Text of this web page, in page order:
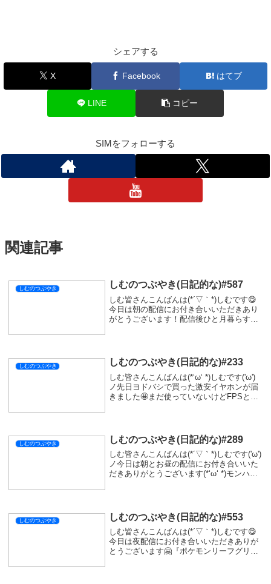
シェアする
X Facebook はてブ
LINE コピー
SIMをフォローする
関連記事
しむのつぶやき しむのつぶやき(日記的な)#587
しむ皆さんこんばんは(*´▽｀*)しむです😋
今日は朝の配信にお付き合いいただきあり
がとうございます！配信後ひと月暮らすた
壊...
しむのつぶやき しむのつぶやき(日記的な)#233
しむ皆さんこんばんは(*‘ω‘ *)しむです('ω')
ノ先日ヨドバシで買った激安イヤホンが届
きました🤩まだ使っていないけどFPSとか
しむのつぶやき しむのつぶやき(日記的な)#289
しむ皆さんこんばんは(*´▽｀*)しむです('ω')
ノ今日は朝とお昼の配信にお付き合いいた
だきありがとうございます(*‘ω‘ *)モンハン
しむのつぶやき しむのつぶやき(日記的な)#553
しむ皆さんこんばんは(*´▽｀*)しむです😋
今日は夜配信にお付き合いいただきありが
とうございます🤗『ポケモンリーフグリー